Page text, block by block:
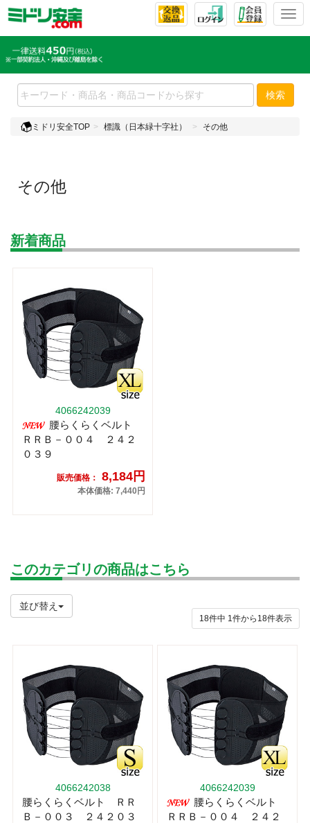
T
l
e
n
検索
ミドリ安全TOP 標識（日本緑十字社） その他
その他
新着商品
4066242039
腰らくらくベルト
ＲＲＢ－００４ ２４２
０３９
販売価格： 8,184円
本体価格: 7,440円
このカテゴリの商品はこちら
並び替え
18件中 1 件から 18件表示
4066242038
腰らくらくベルト ＲＲ
Ｂ－００３ ２４２０３
4066242039
腰らくらくベルト
ＲＲＢ－００４ ２４２